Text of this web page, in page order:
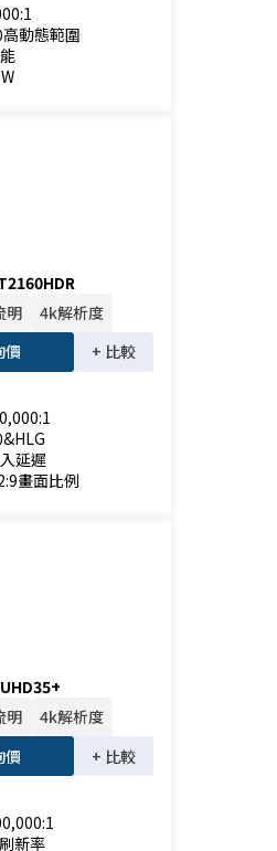
動態範圍
明
4k解析度
價
+ 比較
延遲
畫面比例
UHD35+
明
4k解析度
價
+ 比較
新率